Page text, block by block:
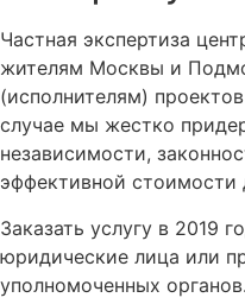
Частная экспертиза
жителям Москвы и
(исполнителям)
случае мы жестко
независимости,
эффективной стоимости
Заказать услугу в 2019
юридические лица или
уполномоченных